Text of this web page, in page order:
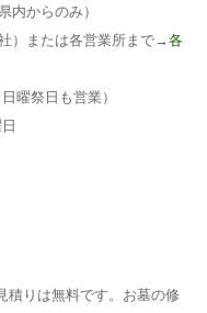
内からのみ）
）または各営業所まで→各
曜祭日も営業）
積りは無料です。お墓の修